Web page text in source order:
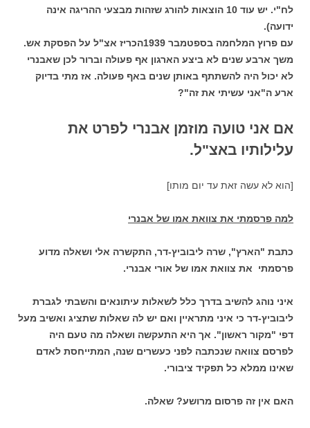
לח"י. יש עוד 10 הוצאות להורג שזהות מבצעי ההריגה אינה
ידועה).
עם פרוץ המלחמה בספטמבר 1939הכריז אצ"ל על הפסקת אש.
משך ארבע שנים לא ביצע הארגון אף פעולה וברור לכן שאבנרי
לא יכול היה להשתתף באותן שנים באף פעולה. אז מתי בדיוק
ארע ה"אני עשיתי את זה"?
אם אני טועה מוזמן אבנרי לפרט את
עלילותיו באצ"ל.
[הוא לא עשה זאת עד יום מותו]
למה פרסמתי את צוואת אמו של אבנרי
כתבת "הארץ", שרה ליבוביץ-דר, התקשרה אלי ושאלה מדוע
פרסמתי את צוואת אמו של אורי אבנרי.
איני נוהג להשיב בדרך כלל לשאלות עיתונאים והשבתי לגברת
ליבוביץ-דר כי איני מתראיין ואם יש לה שאלות שתציג ואשיב מעל
דפי "מקור ראשון". אך היא התעקשה ושאלה מה טעם היה
לפרסם צוואה שנכתבה לפני כעשרים שנה, המתייחסת לאדם
שאינו ממלא כל תפקיד ציבורי.
האם אין זה פרסום מרושע? שאלה.